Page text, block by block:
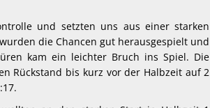
und setzten uns aus einer starken
die Chancen gut herausgespielt und
kam ein leichter Bruch ins Spiel. Die
Rückstand bis kurz vor der Halbzeit auf 2